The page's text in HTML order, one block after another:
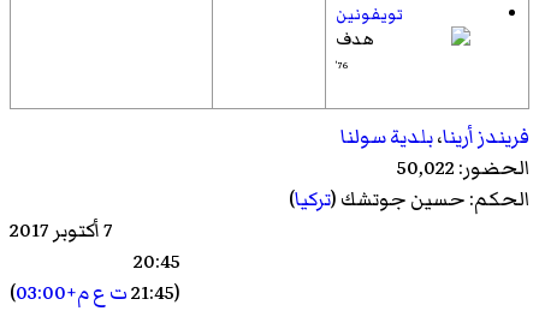
تويفونين
76'
فريندز أرينا،بلدية سولنا
الحضور: 50,022
الحكم:حسين جوتشك(تركيا)
7 أكتوبر 2017
20:45
(21:45
ت ع م+03:00
)